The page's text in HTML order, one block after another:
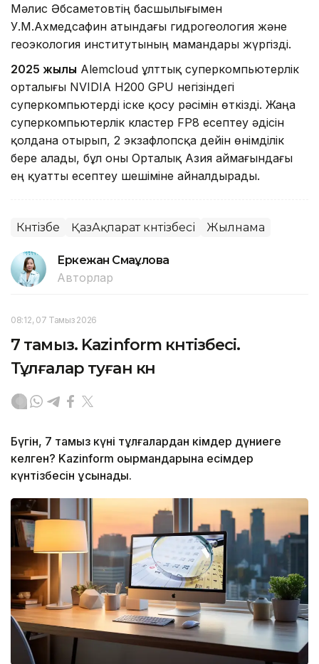
Мәлис Әбсаметовтің басшылығымен
У.М.Ахмедсафин атындағы гидрогеология және
геоэкология институтының мамандары жүргізді.
2025 жылы Alemcloud ұлттық суперкомпьютерлік
орталығы NVIDIA H200 GPU негізіндегі
суперкомпьютерді іске қосу рәсімін өткізді. Жаңа
суперкомпьютерлік кластер FP8 есептеу әдісін
қолдана отырып, 2 экзафлопсқа дейін өнімділік
бере алады, бұл оны Орталық Азия аймағындағы
ең қуатты есептеу шешіміне айналдырады.
Күнтізбе ҚазАқпарат күнтізбесі Жылнама
Еркежан Смағұлова
Авторлар
08:12, 07 Тамыз 2026
7 тамыз. Kazinform күнтізбесі.
Тұлғалар туған күн
Бүгін, 7 тамыз күні тұлғалардан кімдер дүниеге
келген? Kazinform оқырмандарына есімдер
күнтізбесін ұсынады.